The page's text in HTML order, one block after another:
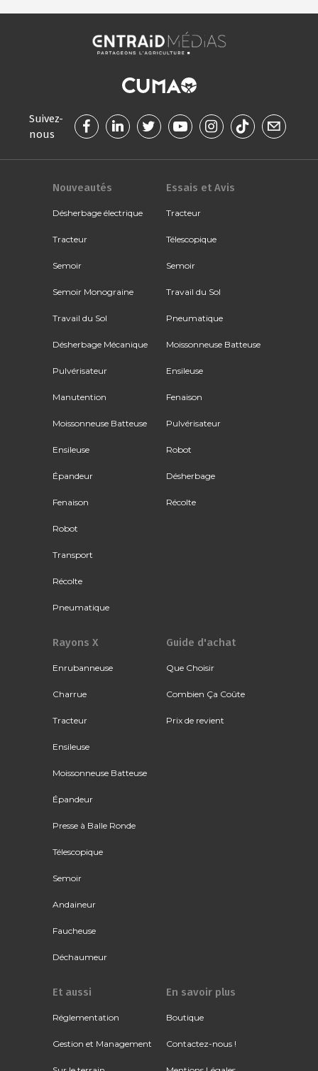
Suivez-
nous
Nouveautés
Désherbage électrique
Tracteur
Semoir
Semoir Monograine
Travail du Sol
Désherbage Mécanique
Pulvérisateur
Manutention
Moissonneuse Batteuse
Ensileuse
Épandeur
Fenaison
Robot
Transport
Récolte
Pneumatique
Essais et Avis
Tracteur
Télescopique
Semoir
Travail du Sol
Pneumatique
Moissonneuse Batteuse
Ensileuse
Fenaison
Pulvérisateur
Robot
Désherbage
Récolte
Rayons X
Enrubanneuse
Charrue
Tracteur
Ensileuse
Moissonneuse Batteuse
Épandeur
Presse à Balle Ronde
Télescopique
Semoir
Andaineur
Faucheuse
Déchaumeur
Guide d'achat
Que Choisir
Combien Ça Coûte
Prix de revient
Et aussi
Réglementation
Gestion et Management
En savoir plus
Boutique
Contactez-nous !